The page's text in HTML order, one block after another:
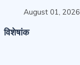
August 01, 2026
विशेषांक